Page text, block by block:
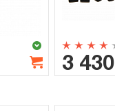
3 430